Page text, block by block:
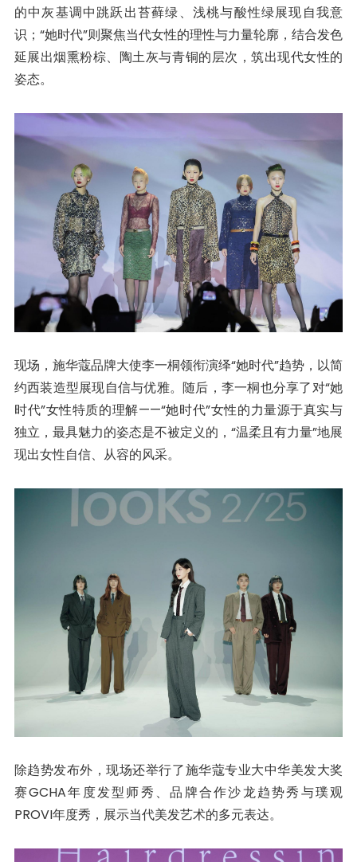
的中灰基调中跳跃出苔藓绿、浅桃与酸性绿展现自我意
识；“她时代”则聚焦当代女性的理性与力量轮廓，结合发色
延展出烟熏粉棕、陶土灰与青铜的层次，筑出现代女性的
姿态。
现场，施华蔻品牌大使李一桐领衔演绎“她时代”趋势，以简
约西装造型展现自信与优雅。随后，李一桐也分享了对“她
时代”女性特质的理解——“她时代”女性的力量源于真实与
独立，最具魅力的姿态是不被定义的，“温柔且有力量”地展
现出女性自信、从容的风采。
除趋势发布外，现场还举行了施华蔻专业大中华美发大奖
赛GCHA年度发型师秀、品牌合作沙龙趋势秀与璞观
PROVI年度秀，展示当代美发艺术的多元表达。